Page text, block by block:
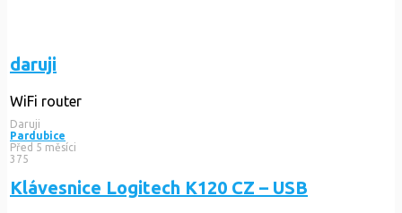
daruji
WiFi router
Daruji
Pardubice
Před 5 měsíci
375
Klávesnice Logitech K120 CZ – USB